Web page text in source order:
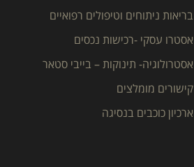
בריאות ניתוחים וטיפולים רפואיים
אסטרו עסקי -רכישות נכסים
אסטרולוגיה- תינוקות – בייבי סטאר
קישורים מומלצים
ארכיון כוכבים בנסיגה